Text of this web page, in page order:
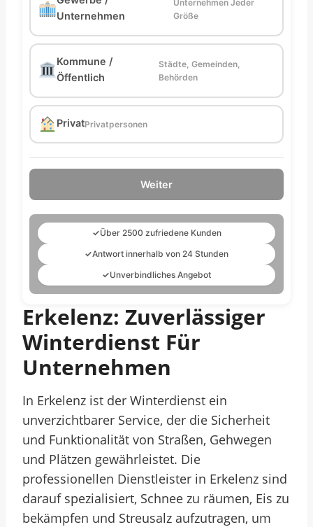
Unternehmen
Unternehmen Jeder
Größe
Kommune /
Öffentlich
Städte, Gemeinden,
Behörden
PrivatPrivatpersonen
Weiter
✓Über 2500 zufriedene Kunden
✓Antwort innerhalb von 24 Stunden
✓Unverbindliches Angebot
Erkelenz: Zuverlässiger
Winterdienst Für
Unternehmen
In Erkelenz ist der Winterdienst ein
unverzichtbarer Service, der die Sicherheit
und Funktionalität von Straßen, Gehwegen
und Plätzen gewährleistet. Die
professionellen Dienstleister in Erkelenz sind
darauf spezialisiert, Schnee zu räumen, Eis zu
bekämpfen und Streusalz aufzutragen, um